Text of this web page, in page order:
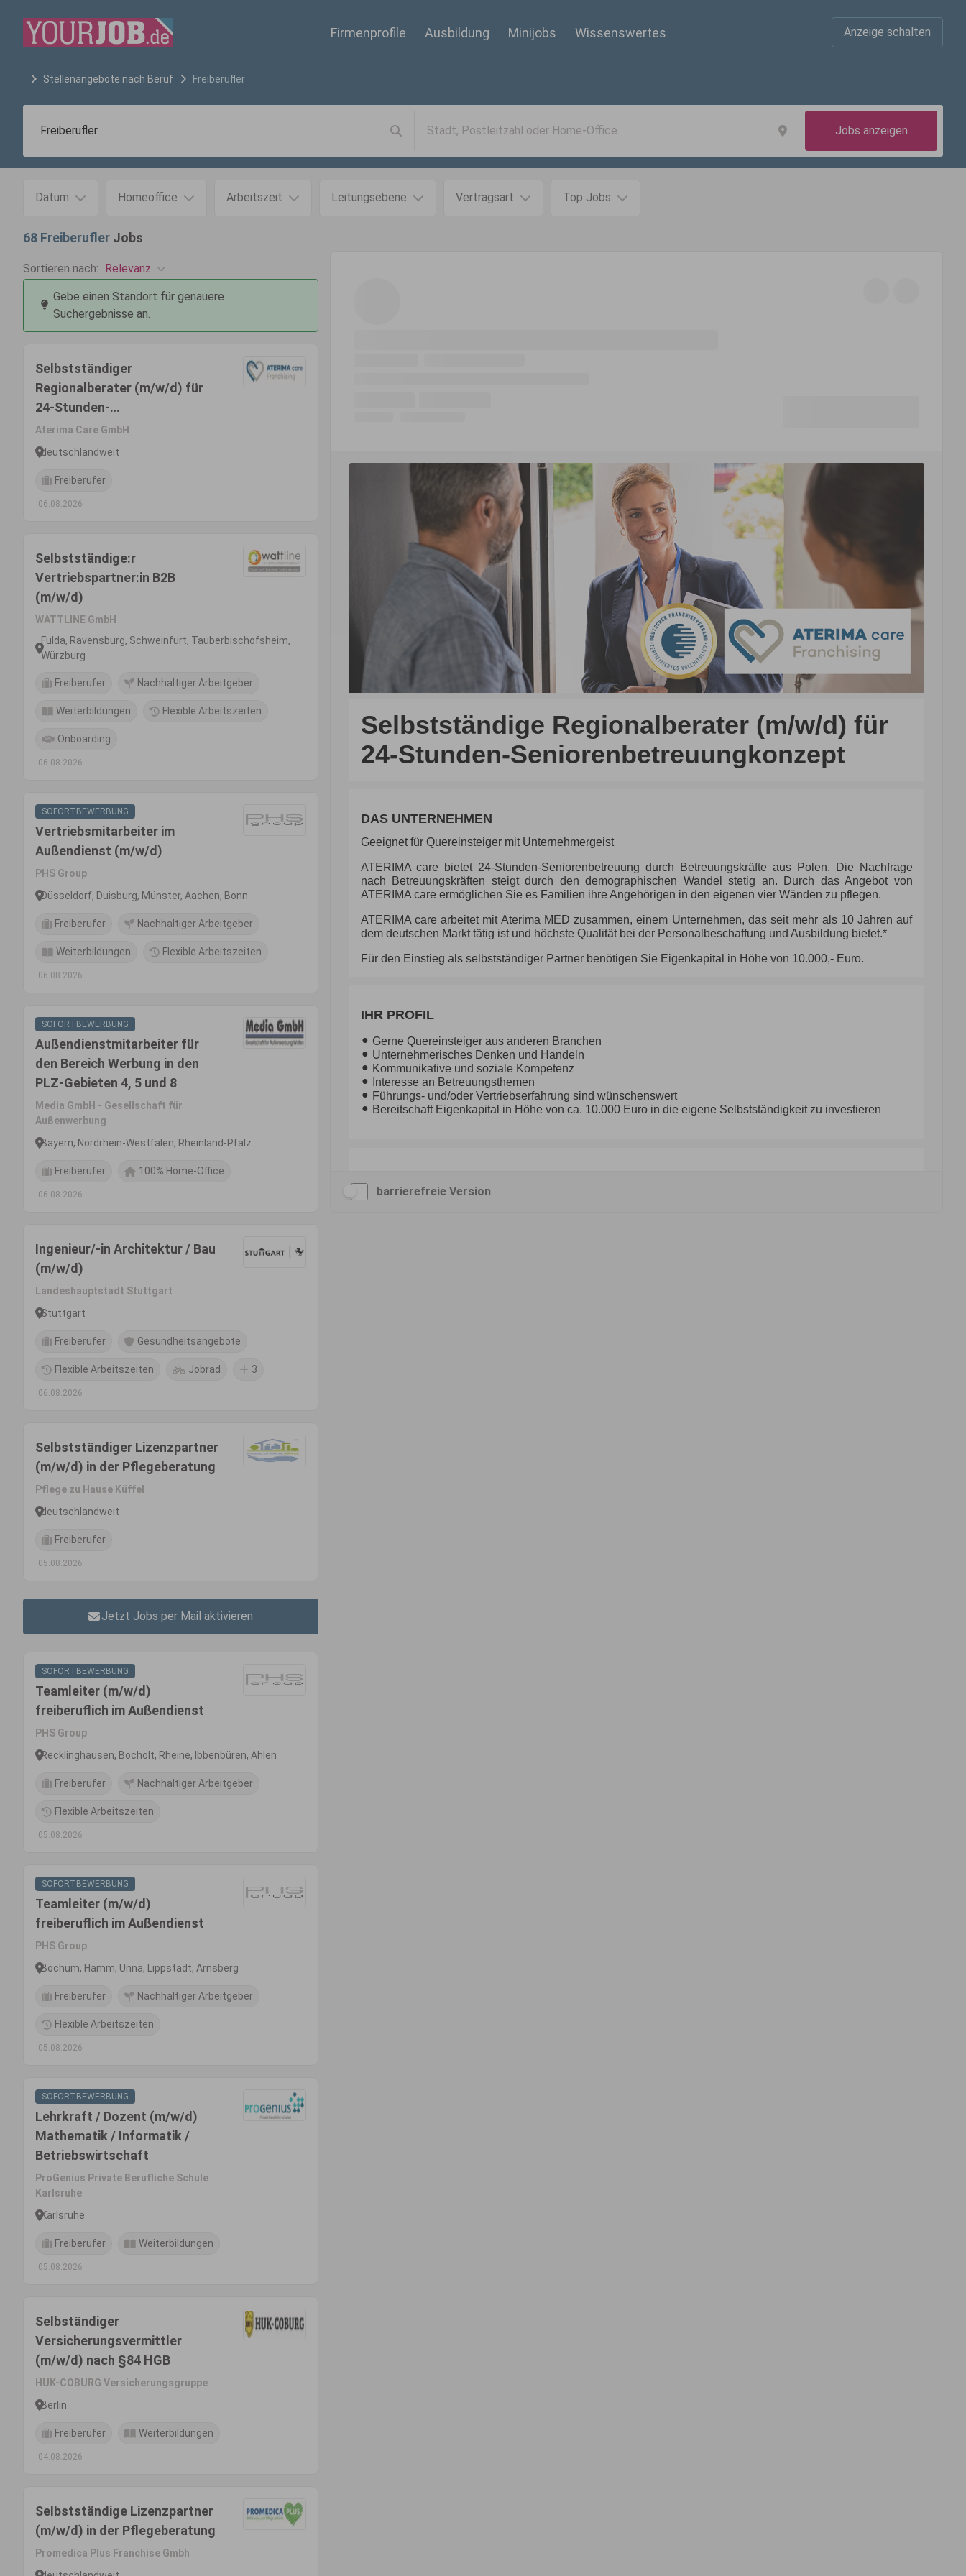
Firmenprofile Ausbildung Minijobs Wissenswertes Anzeige schalten
Stellenangebote nach Beruf Freiberufler
Jobs anzeigen
Datum Homeoffice Arbeitszeit Leitungsebene Vertragsart Top Jobs
68 Freiberufler Jobs
Sortieren nach: Relevanz
Gebe einen Standort für genauere
Suchergebnisse an.
Selbstständiger
Regionalberater (m/w/d) für
24-Stunden-
Seniorenbetreuungkonzept
Aterima Care GmbH
deutschlandweit
Freiberufer
06.08.2026
Selbstständige:r
Vertriebspartner:in B2B
(m/w/d)
WATTLINE GmbH
Fulda, Ravensburg, Schweinfurt, Tauberbischofsheim,
Würzburg
Freiberufer Nachhaltiger Arbeitgeber
Weiterbildungen Flexible Arbeitszeiten
Onboarding
06.08.2026
SOFORTBEWERBUNG
Vertriebsmitarbeiter im
Außendienst (m/w/d)
PHS Group
Düsseldorf, Duisburg, Münster, Aachen, Bonn
Freiberufer Nachhaltiger Arbeitgeber
Weiterbildungen Flexible Arbeitszeiten
06.08.2026
SOFORTBEWERBUNG
Außendienstmitarbeiter für
den Bereich Werbung in den
PLZ-Gebieten 4, 5 und 8
Media GmbH - Gesellschaft für
Außenwerbung
Bayern, Nordrhein-Westfalen, Rheinland-Pfalz
Freiberufer 100% Home-Office
06.08.2026
Ingenieur/-in Architektur / Bau
(m/w/d)
Landeshauptstadt Stuttgart
Stuttgart
Freiberufer Gesundheitsangebote
Flexible Arbeitszeiten Jobrad 3
06.08.2026
Selbstständiger Lizenzpartner
(m/w/d) in der Pflegeberatung
Pflege zu Hause Küffel
deutschlandweit
Freiberufer
05.08.2026
Jetzt Jobs per Mail aktivieren
SOFORTBEWERBUNG
Teamleiter (m/w/d)
freiberuflich im Außendienst
PHS Group
Recklinghausen, Bocholt, Rheine, Ibbenbüren, Ahlen
Freiberufer Nachhaltiger Arbeitgeber
Flexible Arbeitszeiten
05.08.2026
SOFORTBEWERBUNG
Teamleiter (m/w/d)
freiberuflich im Außendienst
PHS Group
Bochum, Hamm, Unna, Lippstadt, Arnsberg
Freiberufer Nachhaltiger Arbeitgeber
Flexible Arbeitszeiten
05.08.2026
SOFORTBEWERBUNG
Lehrkraft / Dozent (m/w/d)
Mathematik / Informatik /
Betriebswirtschaft
ProGenius Private Berufliche Schule
Karlsruhe
Karlsruhe
Freiberufer Weiterbildungen
05.08.2026
Selbständiger
Versicherungsvermittler
(m/w/d) nach §84 HGB
HUK-COBURG Versicherungsgruppe
Berlin
Freiberufer Weiterbildungen
04.08.2026
Selbstständige Lizenzpartner
(m/w/d) in der Pflegeberatung
Promedica Plus Franchise Gmbh
barrierefreie Version